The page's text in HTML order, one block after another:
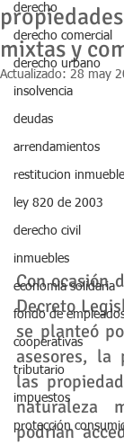
derecho
derecho comercial
derecho urbano
insolvencia
deudas
arrendamientos
restitucion
ley 820 de 2003
derecho civil
inmuebles
economia solidaria
fondo de
cooperativas
tributario
impuestos
protección
mixtas y
Actualizado: 28 may
Con ocasión
Decreto
se planteó
asesores, la
las
naturaleza
podrían